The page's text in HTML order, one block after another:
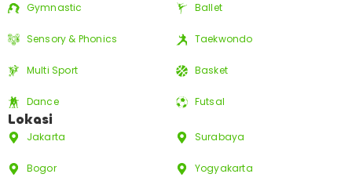
Gymnastic
Sensory & Phonics
Multi Sport
Dance
Ballet
Taekwondo
Basket
Futsal
Lokasi
Jakarta
Bogor
Surabaya
Yogyakarta